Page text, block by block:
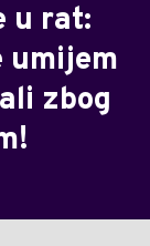
u rat:
umijem
zbog